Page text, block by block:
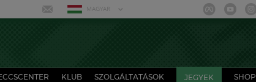
MAGYAR
KLUB SZOLGÁLTATÁSOK JEGYEK SHOP